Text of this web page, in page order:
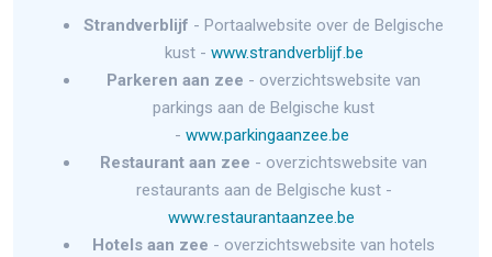
Strandverblijf - Portaalwebsite over de Belgische
kust - www.strandverblijf.be
Parkeren aan zee - overzichtswebsite van
parkings aan de Belgische kust
- www.parkingaanzee.be
Restaurant aan zee - overzichtswebsite van
restaurants aan de Belgische kust -
www.restaurantaanzee.be
Hotels aan zee - overzichtswebsite van hotels